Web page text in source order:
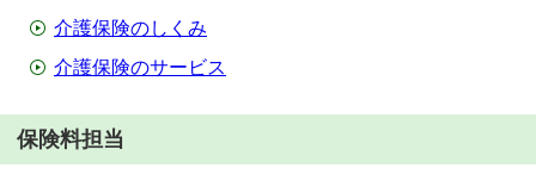
介護保険のしくみ
介護保険のサービス
保険料担当